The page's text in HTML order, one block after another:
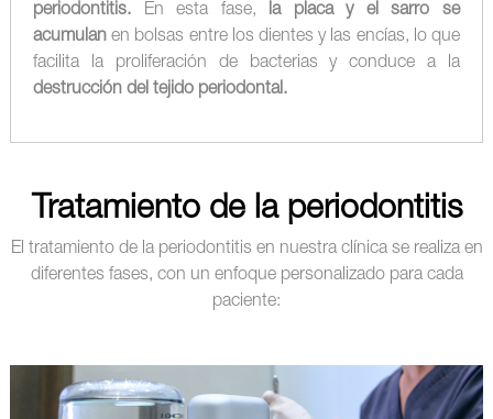
periodontitis.En esta fase, la placa y el sarro se
acumulanen bolsas entre los dientes y las encías, lo que
facilita la proliferación de bacterias y conduce a la
destrucción del tejido periodontal.
Tratamiento de la periodontitis
El tratamiento de la periodontitis en nuestra clínica se realiza en
diferentes fases, con un enfoque personalizado para cada
paciente: